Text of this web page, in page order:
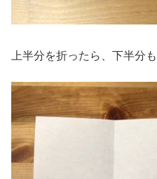
上半分を折ったら、下半分